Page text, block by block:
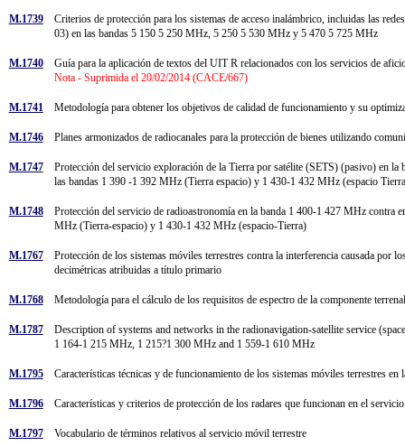
M.1739
Criterios de protección para los sistemas de acceso inalámbrico, incluidas las
03) en las bandas 5 150 5 250 MHz, 5 250 5 530 MHz y 5 470 5 725 MHz
M.1740
Guía para la aplicación de textos del UIT R relacionados con los servicios de
Nota - Suprimida el 20/02/2014 (CACE/667)
M.1741 Metodología para obtener los objetivos de calidad de funcionamiento y su
M.1746 Planes armonizados de radiocanales para la protección de bienes utilizando
M.1747
Protección del servicio exploración de la Tierra por satélite (SETS) (pasivo) en
las bandas 1 390 -1 392 MHz (Tierra espacio) y 1 430-1 432 MHz (espacio
M.1748
Protección del servicio de radioastronomía en la banda 1 400-1 427 MHz contra
MHz (Tierra-espacio) y 1 430-1 432 MHz (espacio-Tierra)
M.1767
Protección de los sistemas móviles terrestres contra la interferencia causada por
decimétricas atribuidas a título primario
M.1768 Metodología para el cálculo de los requisitos de espectro de la componente
M.1787
Description of systems and networks in the radionavigation-satellite service
1 164-1 215 MHz, 1 215?1 300 MHz and 1 559-1 610 MHz
M.1795 Características técnicas y de funcionamiento de los sistemas móviles terrestres
M.1796 Características y criterios de protección de los radares que funcionan en el
M.1797 Vocabulario de términos relativos al servicio móvil terrestre